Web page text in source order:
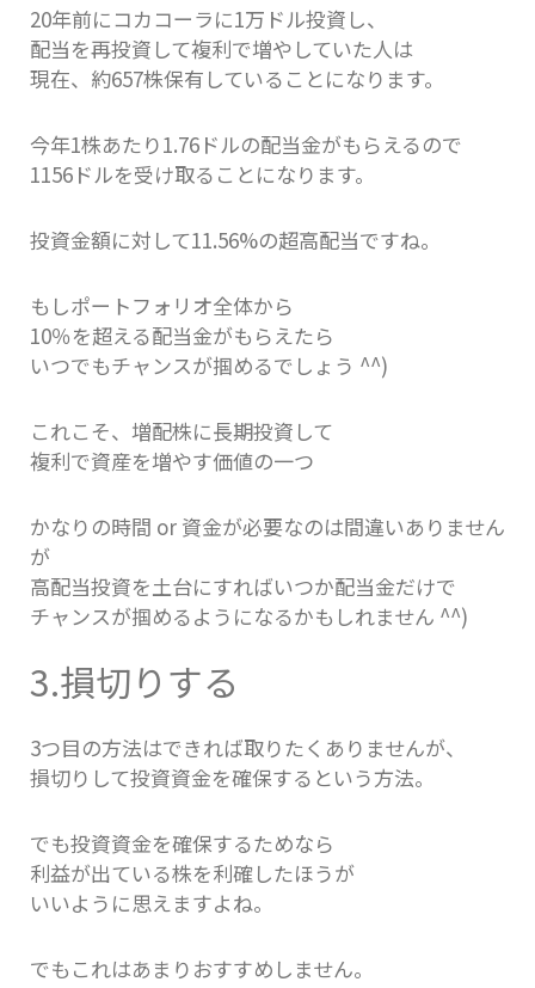
20年前にコカコーラに1万ドル投資し、
配当を再投資して複利で増やしていた人は
現在、約657株保有していることになります。
今年1株あたり1.76ドルの配当金がもらえるので
1156ドルを受け取ることになります。
投資金額に対して11.56%の超高配当ですね。
もしポートフォリオ全体から
10％を超える配当金がもらえたら
いつでもチャンスが掴めるでしょう ^^)
これこそ、増配株に長期投資して
複利で資産を増やす価値の一つ
かなりの時間 or 資金が必要なのは間違いありません
が
高配当投資を土台にすればいつか配当金だけで
チャンスが掴めるようになるかもしれません ^^)
3.損切りする
3つ目の方法はできれば取りたくありませんが、
損切りして投資資金を確保するという方法。
でも投資資金を確保するためなら
利益が出ている株を利確したほうが
いいように思えますよね。
でもこれはあまりおすすめしません。